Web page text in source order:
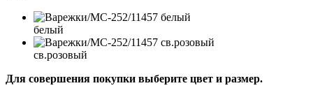
белый
св.розовый
Для совершения покупки выберите цвет и размер.